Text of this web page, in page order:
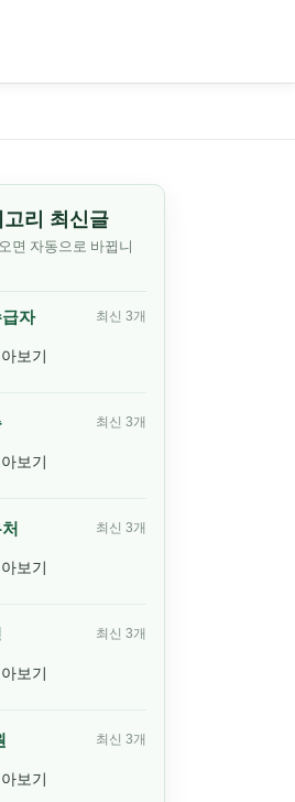
리 최신글
면 자동으로 바뀝니
자 최신 3개
보기
최신 3개
보기
최신 3개
보기
최신 3개
보기
최신 3개
보기